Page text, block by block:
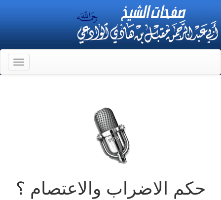
حكم الاضراب والاعتصام ؟